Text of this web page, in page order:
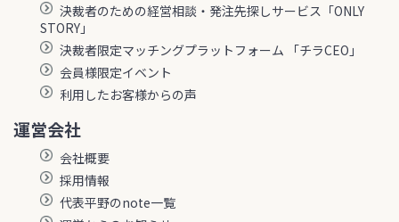
決裁者のための経営相談・発注先探しサービス「ONLY
STORY」
決裁者限定マッチングプラットフォーム 「チラCEO」
会員様限定イベント
利用したお客様からの声
運営会社
会社概要
採用情報
代表平野のnote一覧